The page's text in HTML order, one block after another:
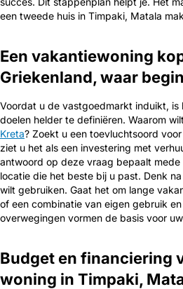
een tweede huis in Timpaki, Matala
Een vakantiewoning
Griekenland, waar
Voordat u de vastgoedmarkt induikt, is
doelen helder te definiëren. Waarom
Kreta? Zoekt u een toevluchtsoord
ziet u het als een investering met
antwoord op deze vraag bepaalt
locatie die het beste bij u past. Denk
wilt gebruiken. Gaat het om lange
of een combinatie van eigen gebruik
overwegingen vormen de basis voor
Budget en financiering
woning in Timpaki,